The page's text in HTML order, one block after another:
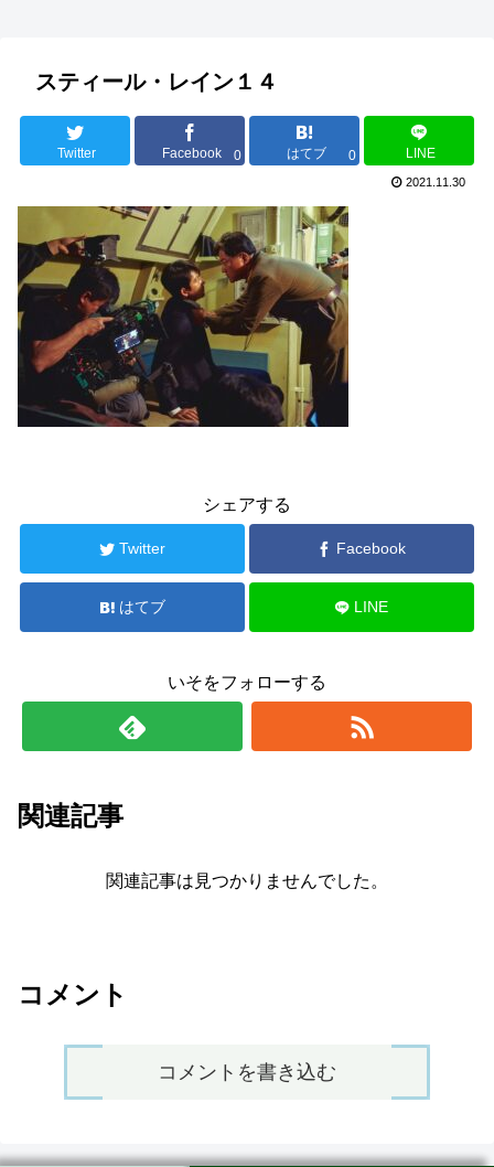
スティール・レイン１４
Twitter Facebook 0 はてブ 0 LINE
2021.11.30
シェアする
Twitter Facebook
はてブ LINE
いそをフォローする
関連記事
関連記事は見つかりませんでした。
コメント
コメントを書き込む